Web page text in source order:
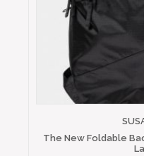
The New Foldable